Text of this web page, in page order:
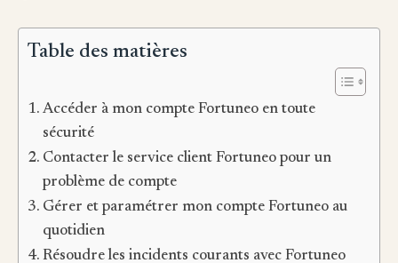
Table des matières
Accéder à mon compte Fortuneo en toute
sécurité
Contacter le service client Fortuneo pour un
problème de compte
Gérer et paramétrer mon compte Fortuneo au
quotidien
Résoudre les incidents courants avec Fortuneo